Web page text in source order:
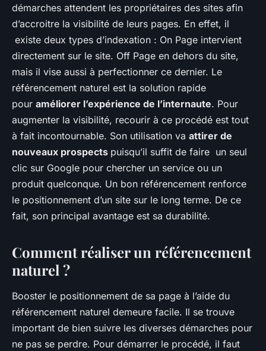
démarches attendent les propriétaires des sites afin
d’accroitre la visibilité de leurs pages. En effet, il
existe deux types d’indexation : On Page intervient
directement sur le site. Off Page en dehors du site,
mais il vise aussi à perfectionner ce dernier. Le
référencement naturel est la solution rapide
pour améliorer l’expérience de l’internaute. Pour
augmenter la visibilité, recourir à ce procédé est tout
à fait incontournable. Son utilisation va attirer de
nouveaux prospects puisqu’il suffit de faire un seul
clic sur Google pour chercher un service ou un
produit quelconque. Un bon référencement renforce
le positionnement d’un site sur le long terme. De ce
fait, son principal avantage est sa durabilité.
Comment réaliser un référencement
naturel ?
Booster le positionnement de sa page à l’aide du
référencement naturel demeure facile. Il se trouve
important de bien suivre les diverses démarches pour
ne pas se perdre. Pour démarrer le procédé, il faut